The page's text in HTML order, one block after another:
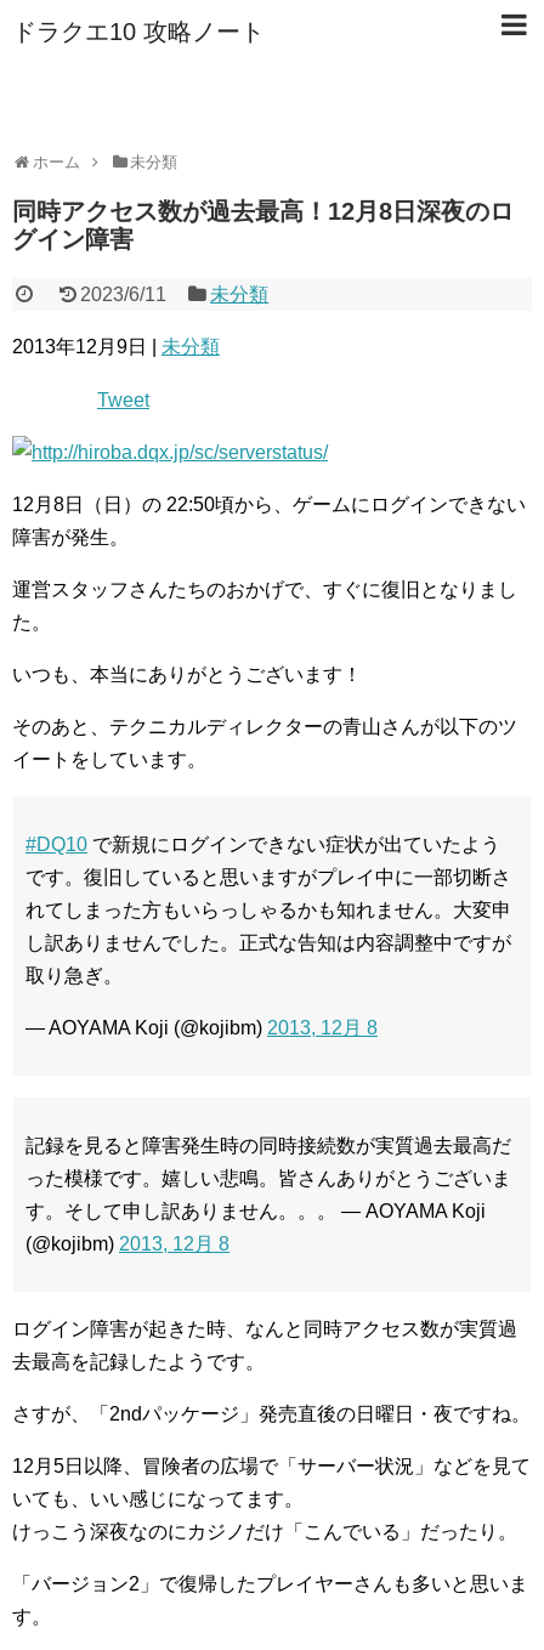
ドラクエ10 攻略ノート
ホーム 未分類
同時アクセス数が過去最高！12月8日深夜のロ
グイン障害
2023/6/11 未分類
2013年12月9日 | 未分類
Tweet
12月8日（日）の 22:50頃から、ゲームにログインできない
障害が発生。
運営スタッフさんたちのおかげで、すぐに復旧となりまし
た。
いつも、本当にありがとうございます！
そのあと、テクニカルディレクターの青山さんが以下のツ
イートをしています。
#DQ10 で新規にログインできない症状が出ていたよう
です。復旧していると思いますがプレイ中に一部切断さ
れてしまった方もいらっしゃるかも知れません。大変申
し訳ありませんでした。正式な告知は内容調整中ですが
取り急ぎ。
— AOYAMA Koji (@kojibm) 2013, 12月 8
記録を見ると障害発生時の同時接続数が実質過去最高だ
った模様です。嬉しい悲鳴。皆さんありがとうございま
す。そして申し訳ありません。。。 — AOYAMA Koji
(@kojibm) 2013, 12月 8
ログイン障害が起きた時、なんと同時アクセス数が実質過
去最高を記録したようです。
さすが、「2ndパッケージ」発売直後の日曜日・夜ですね。
12月5日以降、冒険者の広場で「サーバー状況」などを見て
いても、いい感じになってます。
けっこう深夜なのにカジノだけ「こんでいる」だったり。
「バージョン2」で復帰したプレイヤーさんも多いと思いま
す。